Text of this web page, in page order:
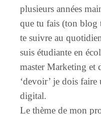
plusieurs années
que tu fais (ton blog
te suivre au
suis étudiante en
master Marketing et
‘devoir’ je dois
digital.
Le thème de mon